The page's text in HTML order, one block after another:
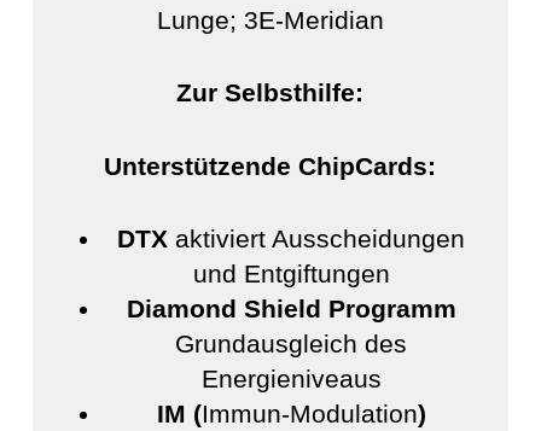
Lunge; 3E-Meridian
Zur Selbsthilfe:
Unterstützende ChipCards:
DTX aktiviert Ausscheidungen
und Entgiftungen
Diamond Shield Programm
Grundausgleich des
Energieniveaus
IM (Immun-Modulation)